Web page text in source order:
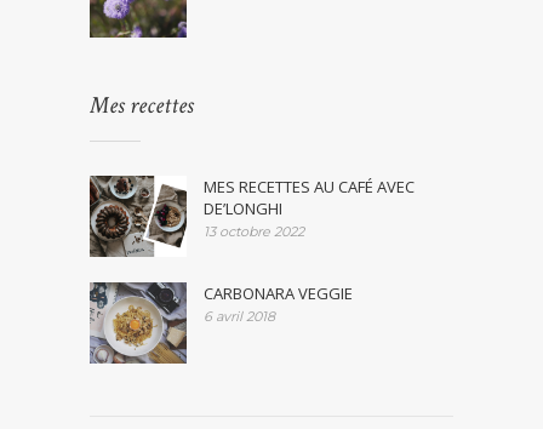
Mes recettes
MES RECETTES AU CAFÉ AVEC
DE’LONGHI
13 octobre 2022
CARBONARA VEGGIE
6 avril 2018